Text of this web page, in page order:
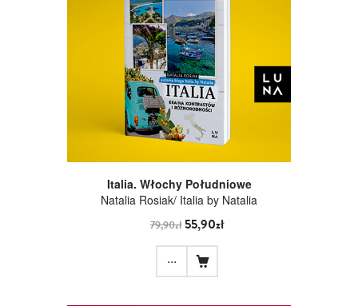
Italia. Włochy Południowe
Natalia Rosiak/ Italia by Natalia
79,90zł55,90zł
...